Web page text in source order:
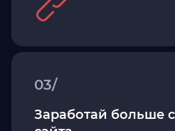
03/
Заработай больше